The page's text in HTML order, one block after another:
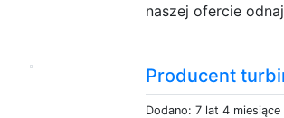
naszej ofercie
Producent
Dodano: 7 lat 4 miesiące